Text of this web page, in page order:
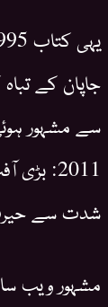
جاپان کے
سے مشہور
2011:
شدت سے حیرت
مشہور ویب